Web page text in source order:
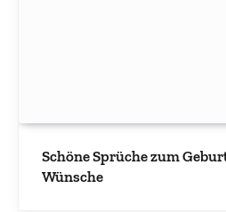
Schöne Sprüche zum
Wünsche